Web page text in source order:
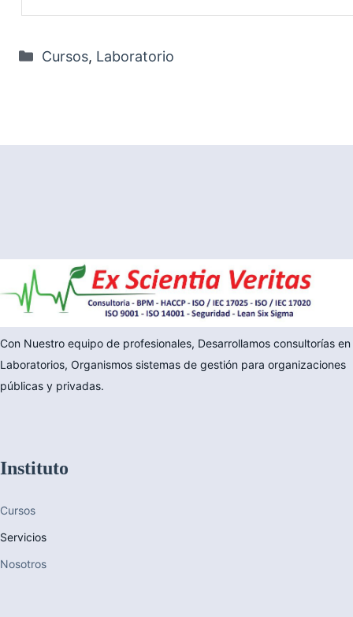
Categorías
Cursos, Laboratorio
Con Nuestro equipo de profesionales, Desarrollamos consultorías en
Laboratorios, Organismos sistemas de gestión para organizaciones
públicas y privadas.
Instituto
Cursos
Servicios
Nosotros